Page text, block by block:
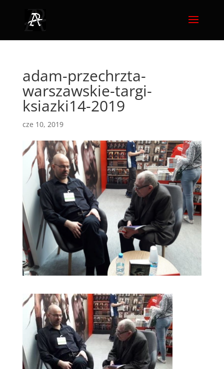
adam-przechrzta-
warszawskie-targi-
ksiazki14-2019
cze 10, 2019